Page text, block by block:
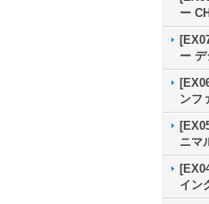
ー
ー
ンフ
ニマ
イン